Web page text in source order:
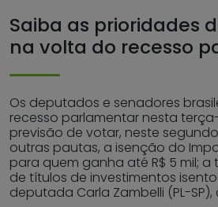
Saiba as prioridades
na volta do recesso
Os deputados e senadores
recesso parlamentar nesta
previsão de votar, neste
outras pautas, a isenção do
para quem ganha até R$ 5 mil;
de títulos de investimentos
deputada Carla Zambelli (PL-SP),